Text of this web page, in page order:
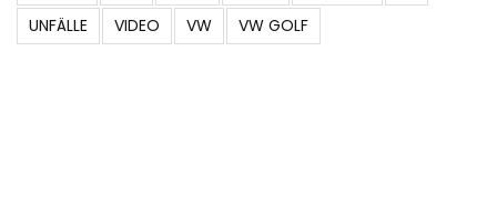
UNFÄLLE
VIDEO VW VW GOLF